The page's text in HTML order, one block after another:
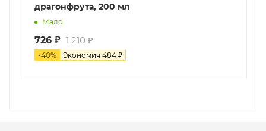
драгонфрута, 200 мл
Мало
726 ₽ 1 210 ₽
-40% Экономия 484 ₽